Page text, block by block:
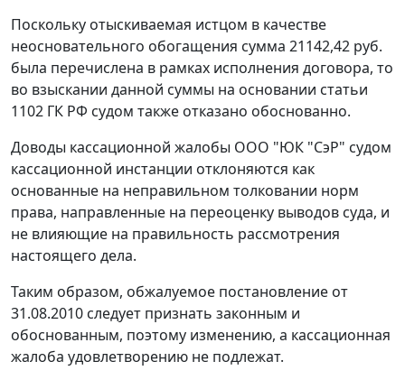
Поскольку отыскиваемая истцом в качестве
неосновательного обогащения сумма 21142,42 руб.
была перечислена в рамках исполнения договора, то
во взыскании данной суммы на основании статьи
1102 ГК РФ судом также отказано обоснованно.
Доводы кассационной жалобы ООО "ЮК "СэР" судом
кассационной инстанции отклоняются как
основанные на неправильном толковании норм
права, направленные на переоценку выводов суда, и
не влияющие на правильность рассмотрения
настоящего дела.
Таким образом, обжалуемое постановление от
31.08.2010 следует признать законным и
обоснованным, поэтому изменению, а кассационная
жалоба удовлетворению не подлежат.